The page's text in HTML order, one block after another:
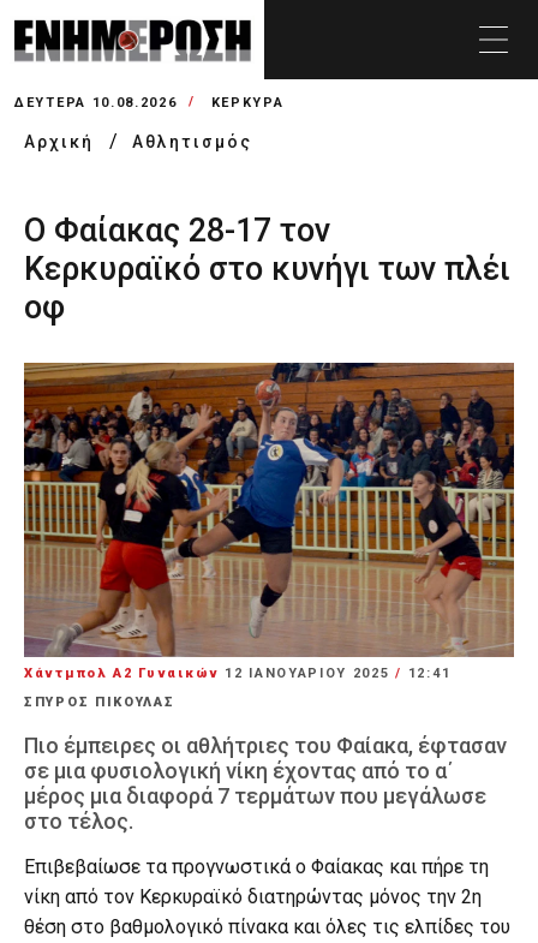
ΔΕΥΤΈΡΑ 10.08.2026 ΚΕΡΚΥΡΑ
Αρχική Αθλητισμός
Ο Φαίακας 28-17 τον
Κερκυραϊκό στο κυνήγι των πλέι
οφ
Χάντμπολ Α2 Γυναικών 12 ΙΑΝΟΥΑΡΊΟΥ 2025/ 12:41
ΣΠΥΡΟΣ ΠΙΚΟΥΛΑΣ
Πιο έμπειρες οι αθλήτριες του Φαίακα, έφτασαν
σε μια φυσιολογική νίκη έχοντας από το α΄
μέρος μια διαφορά 7 τερμάτων που μεγάλωσε
στο τέλος.
Επιβεβαίωσε τα προγνωστικά ο Φαίακας και πήρε τη
νίκη από τον Κερκυραϊκό διατηρώντας μόνος την 2η
θέση στο βαθμολογικό πίνακα και όλες τις ελπίδες του